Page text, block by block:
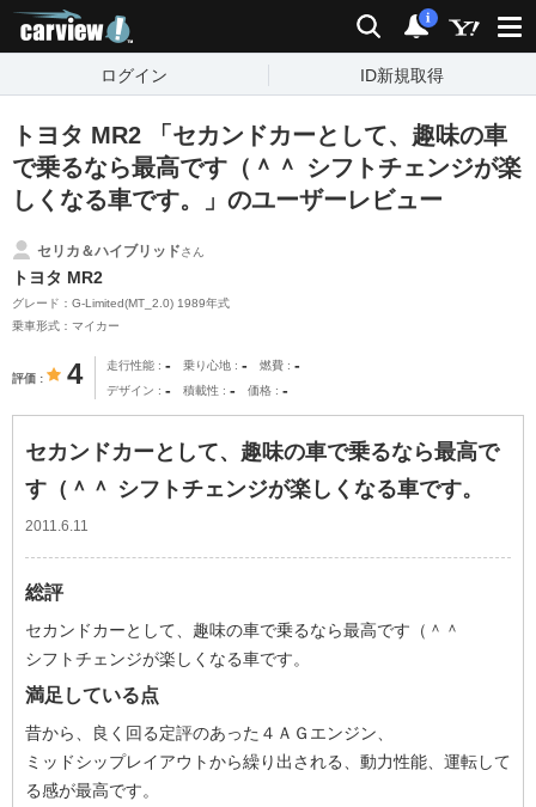
検索 通知
i
ログイン ID新規取得
トヨタ MR2 「セカンドカーとして、趣味の車
で乗るなら最高です（＾＾ シフトチェンジが楽
しくなる車です。」のユーザーレビュー
セリカ＆ハイブリッドさん
トヨタ MR2
グレード：G-Limited(MT_2.0) 1989年式
乗車形式：マイカー
評価 4 走行性能 - 乗り心地 - 燃費 -
デザイン - 積載性 - 価格 -
セカンドカーとして、趣味の車で乗るなら最高で
す（＾＾ シフトチェンジが楽しくなる車です。
2011.6.11
総評
セカンドカーとして、趣味の車で乗るなら最高です（＾＾
シフトチェンジが楽しくなる車です。
満足している点
昔から、良く回る定評のあった４ＡＧエンジン、
ミッドシップレイアウトから繰り出される、動力性能、運転して
る感が最高です。